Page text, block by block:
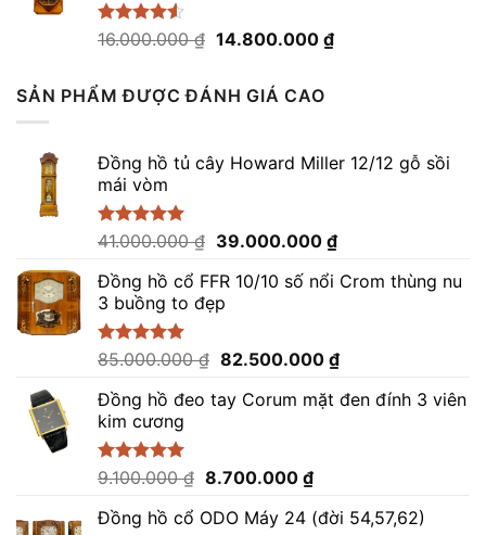
Được xếp
16.000.000₫ Giá
16.000.000 ₫.
14.800.000 ₫Giá
SẢN PHẨM ĐƯỢC ĐÁNH GIÁ CAO
Đồng hồ tủ cây Howard Miller 12/12 gỗ sồi
mái vòm
Được xếp
5 sao
41.000.000₫ Giá
là:
41.000.000 ₫.
39.000.000 ₫Giá
tại
Đồng hồ cổ FFR 10/10 số nổi Crom thùng nu
3 buồng to đẹp
Được xếp
5 sao
85.000.000₫ Giá
là:
82.500.000 ₫Giá
tại
Đồng hồ đeo tay Corum mặt đen đính 3 viên
kim cương
Được xếp
5 sao
9.100.000₫ Giá
là:
8.700.000 ₫Giá
tại
Đồng hồ cổ ODO Máy 24 (đời 54,57,62)